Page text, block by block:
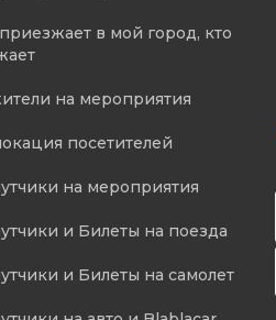
в мой город, кто
на мероприятия
посетителей
на мероприятия
и Билеты на поезда
и Билеты на самолет